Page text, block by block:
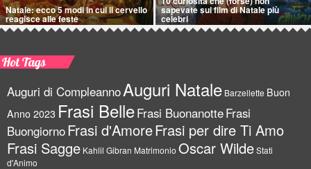
Natale: ecco 5 modi in cui il cervello
reagisce alle feste
sapevate sui film di Natale più
celebri
Hot Tags
Auguri di CompleannoAuguri Natale Barzellette Buon
Anno 2023 Frasi BelleFrasi BuonanotteFrasi
BuongiornoFrasi d'AmoreFrasi per dire Ti Amo
Frasi Sagge Kahlil Gibran Matrimonio Oscar WildeStati
d'Animo